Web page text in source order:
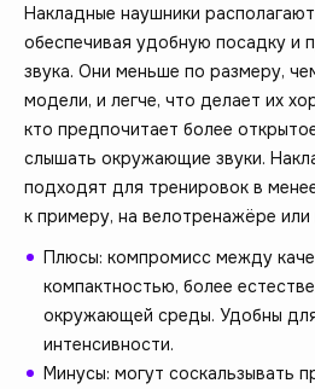
Накладные наушники
обеспечивая удобную посадку и
звука. Они меньше по размеру,
модели, и легче, что делает их
кто предпочитает более
слышать окружающие звуки.
подходят для тренировок в
к примеру, на велотренажёре
Плюсы: компромисс между
компактностью, более
окружающей среды. Удобны
интенсивности.
Минусы: могут соскальзывать